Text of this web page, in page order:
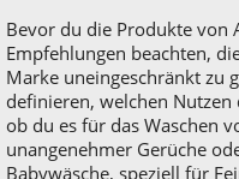
Bevor du die Produkte von
Empfehlungen beachten,
Marke uneingeschränkt zu
definieren, welchen
ob du es für das Waschen
unangenehmer Gerüche
Babywäsche, speziell für